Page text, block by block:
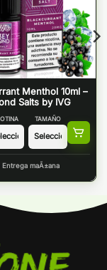
Menthol 10ml –
Salts by IVG
TAMAÑO
Entrega maÃ±ana